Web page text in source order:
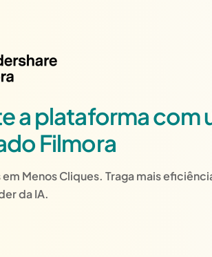
a plataforma com
Filmora
em Menos Cliques. Traga mais
da IA.